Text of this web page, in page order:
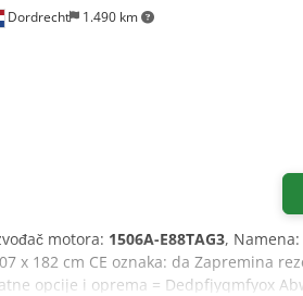
Dordrecht 1.490 km
motora: 1506A-E88TAG3,
x 182 cm CE oznaka: da Zapremina
opcije i oprema = Dedpfjyqmfyox